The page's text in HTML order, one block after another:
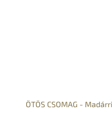
ÖTÖS CSOMAG -